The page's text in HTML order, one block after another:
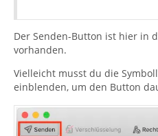
Der Senden-Button ist hier in
vorhanden.
Vielleicht musst du die
einblenden, um den Button